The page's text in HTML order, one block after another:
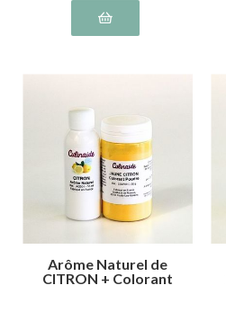
Arôme Naturel de
CITRON + Colorant